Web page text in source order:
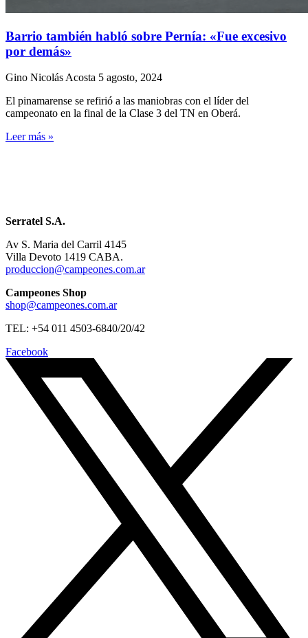
Barrio también habló sobre Pernía: «Fue excesivo
por demás»
Gino Nicolás Acosta 5 agosto, 2024
El pinamarense se refirió a las maniobras con el líder del
campeonato en la final de la Clase 3 del TN en Oberá.
Leer más »
Serratel S.A.
Av S. Maria del Carril 4145
Villa Devoto 1419 CABA.
produccion@campeones.com.ar
Campeones Shop
shop@campeones.com.ar
TEL: +54 011 4503-6840/20/42
Facebook